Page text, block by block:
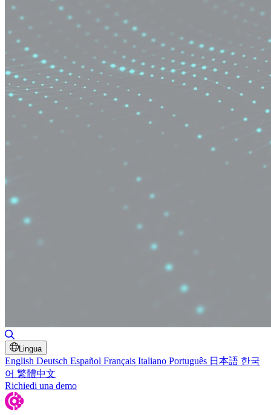
Lingua
English Deutsch Español Français Italiano Português 日本語 한국
어 繁體中文
Richiedi una demo